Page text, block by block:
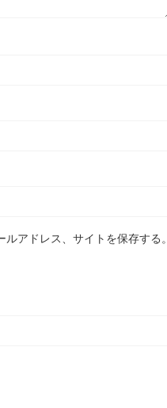
アドレス、サイトを保存する。